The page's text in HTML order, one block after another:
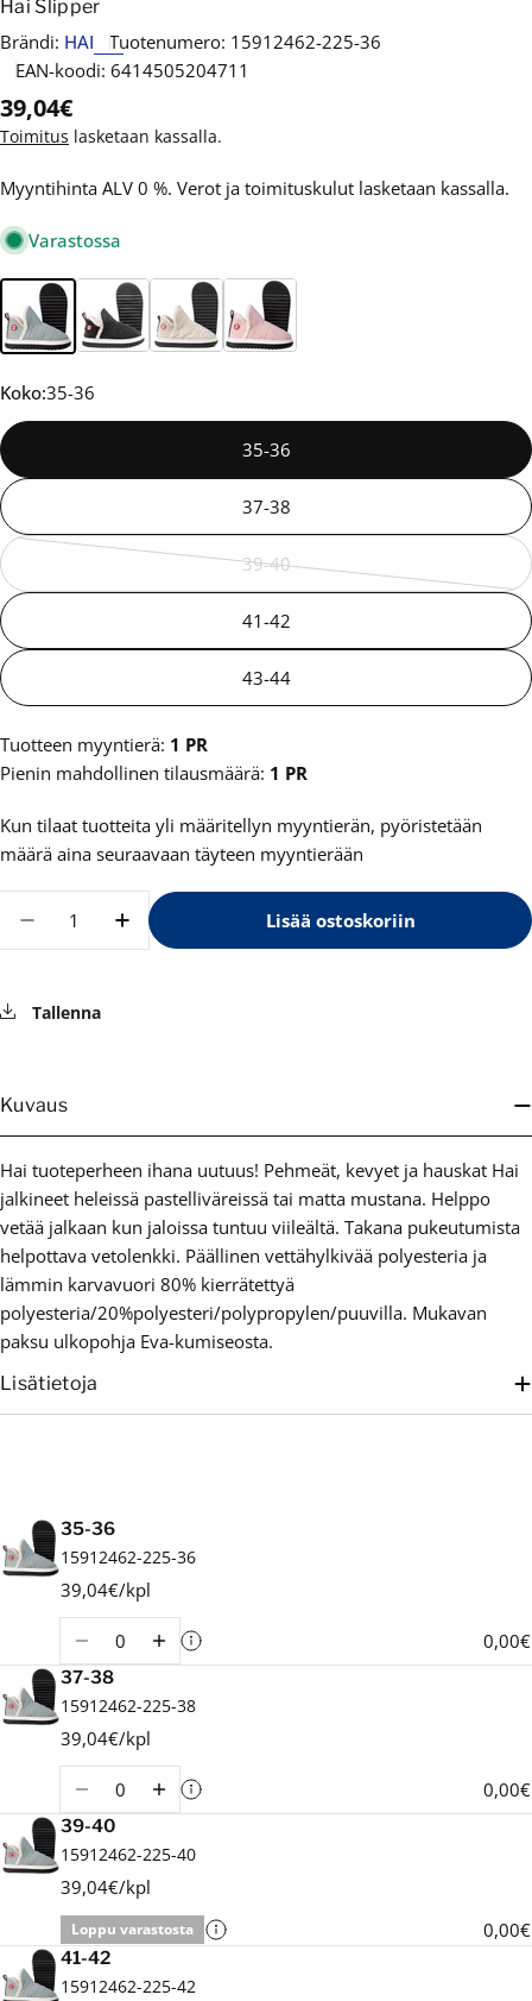
Hai Slipper
Brändi: HAI Tuotenumero: 15912462-225-36
EAN-koodi: 6414505204711
Normaalihinta
39,04€
Toimitus lasketaan kassalla.
Myyntihinta ALV 0 %. Verot ja toimituskulut lasketaan kassalla.
Varastossa
Koko:35-36
35-36
37-38
39-40
Vaihtoehto
tai
saatavilla
41-42
43-44
Tuotteen myyntierä: 1 PR
Pienin mahdollinen tilausmäärä: 1 PR
Kun tilaat tuotteita yli määritellyn myyntierän, pyöristetään
määrä aina seuraavaan täyteen myyntierään
Vähennä määrää tuotteelle Hai Slipper
Lisää määrää tuotteelle Hai Slipper
Lisää ostoskoriin
Tallenna
Kuvaus
Hai tuoteperheen ihana uutuus! Pehmeät, kevyet ja hauskat Hai
jalkineet heleissä pastelliväreissä tai matta mustana. Helppo
vetää jalkaan kun jaloissa tuntuu viileältä. Takana pukeutumista
helpottava vetolenkki. Päällinen vettähylkivää polyesteria ja
lämmin karvavuori 80% kierrätettyä
polyesteria/20%polyesteri/polypropylen/puuvilla. Mukavan
paksu ulkopohja Eva-kumiseosta.
Lisätietoja
Ostoskori35-36
15912462-225-36
39,04€/kpl
0,00€
37-38
15912462-225-38
39,04€/kpl
0,00€
39-40
15912462-225-40
39,04€/kpl
Loppu varastosta 0,00€
41-42
15912462-225-42